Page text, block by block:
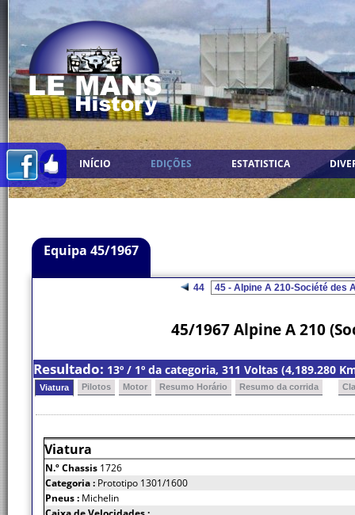
INÍCIO EDIÇÕES ESTATISTICA
Equipa 45/1967
44
45/1967 Alpine A 210
Resultado: 13º / 1º da categoria, 311 Voltas (4,189.280
Viatura Pilotos Motor Resumo Horário Resumo da corrida
Viatura
N.º Chassis 1726
Categoria : Prototipo 1301/1600
Pneus : Michelin